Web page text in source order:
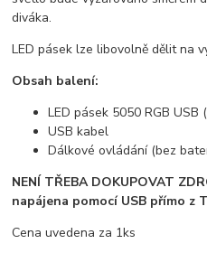
diváka.
LED pásek lze libovolně dělit na
Obsah balení:
LED pásek 5050 RGB USB
USB kabel
Dálkové ovládání (bez
NENÍ TŘEBA DOKUPOVAT
napájena pomocí USB přímo z
Cena uvedena za 1ks